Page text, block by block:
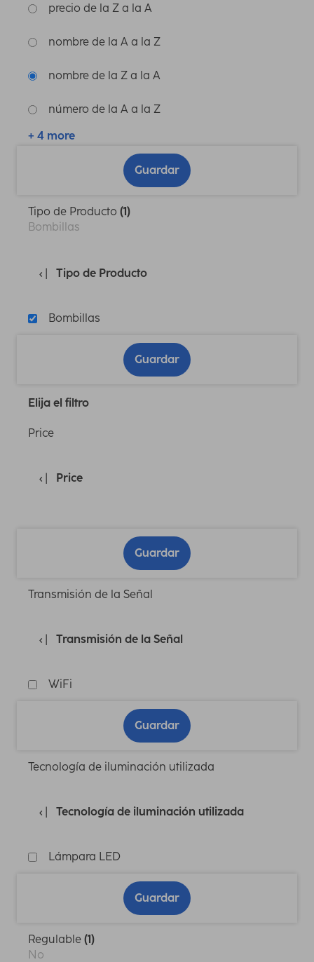
precio de la Z a la A
nombre de la A a la Z
nombre de la Z a la A
número de la A a la Z
+ 4 more
Guardar
Tipo de Producto (1)
Bombillas
Tipo de Producto
Bombillas
Guardar
Elija el filtro
Price
Price
Guardar
Transmisión de la Señal
Transmisión de la Señal
WiFi
Guardar
Tecnología de iluminación utilizada
Tecnología de iluminación utilizada
Lámpara LED
Guardar
Regulable (1)
No